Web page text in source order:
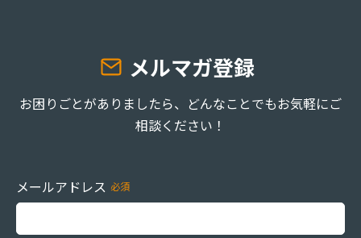
メルマガ登録
お困りごとがありましたら、どんなことでもお気軽にご
相談ください！
メールアドレス